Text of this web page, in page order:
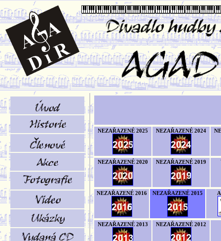
NEZAŘAZENÉ 2025 NEZAŘAZENÉ 2024
NEZAŘAZENÉ 2020 NEZAŘAZENÉ 2019
NEZAŘAZENÉ 2016 NEZAŘAZENÉ 2015
NEZAŘAZENÉ 2013 NEZAŘAZENÉ 2012